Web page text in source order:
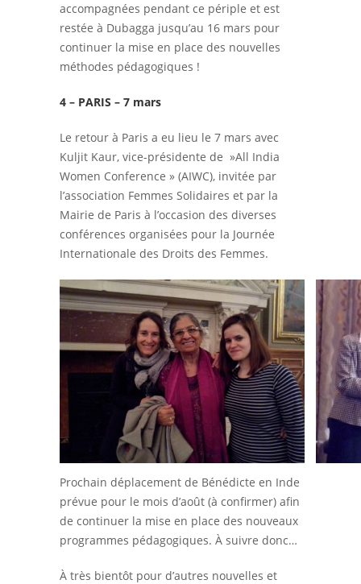
accompagnées pendant ce périple et est
restée à Dubagga jusqu’au 16 mars pour
continuer la mise en place des nouvelles
méthodes pédagogiques !
4 – PARIS – 7 mars
Le retour à Paris a eu lieu le 7 mars avec
Kuljit Kaur, vice-présidente de »All India
Women Conference » (AIWC), invitée par
l’association Femmes Solidaires et par la
Mairie de Paris à l’occasion des diverses
conférences organisées pour la Journée
Internationale des Droits des Femmes.
Prochain déplacement de Bénédicte en Inde
prévue pour le mois d’août (à confirmer) afin
de continuer la mise en place des nouveaux
programmes pédagogiques. À suivre donc…
À très bientôt pour d’autres nouvelles et